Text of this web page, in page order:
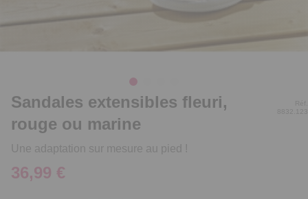
Sandales extensibles fleuri,
rouge ou marine
Une adaptation sur mesure au pied !
Réf.
36,99 €